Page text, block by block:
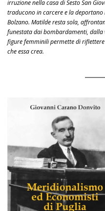
irruzione nella casa di Sesto San
traducono in carcere e la
Bolzano. Matilde resta sola,
funestata dai bombardamenti,
figure femminili permette di
che essa crea.